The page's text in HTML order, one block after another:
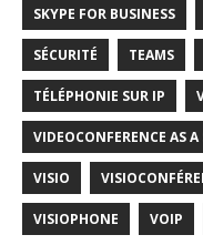
SKYPE FOR BUSINESS
SÉCURITÉ TEAMS
TÉLÉPHONIE SUR IP
VIDEOCONFERENCE AS A
VISIO
VISIOPHONE VOIP